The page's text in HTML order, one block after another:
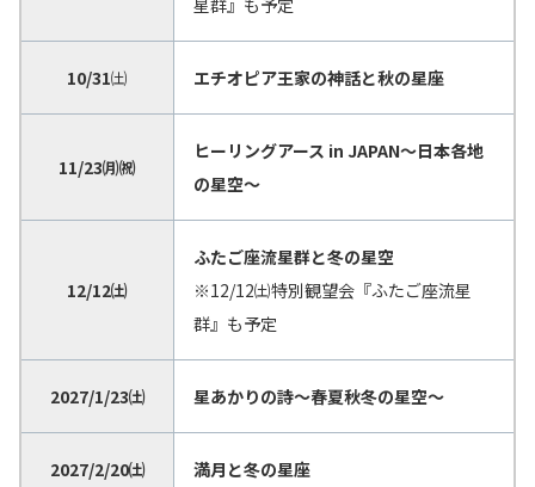
10/31㈯ エチオピア王家の神話と秋の星座
11/23㈪㈷
ヒーリングアース in JAPAN～日本各地
の星空～
12/12㈯
ふたご座流星群と冬の星空
※12/12㈯特別観望会『ふたご座流星
群』も予定
2027/1/23㈯ 星あかりの詩～春夏秋冬の星空～
2027/2/20㈯ 満月と冬の星座